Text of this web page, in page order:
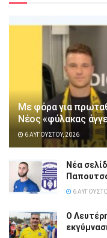
Με φόρα για
Νέος «φύλακας
6 ΑΥΓΟΎΣΤΟΥ, 2026
Νέα
6
Ο